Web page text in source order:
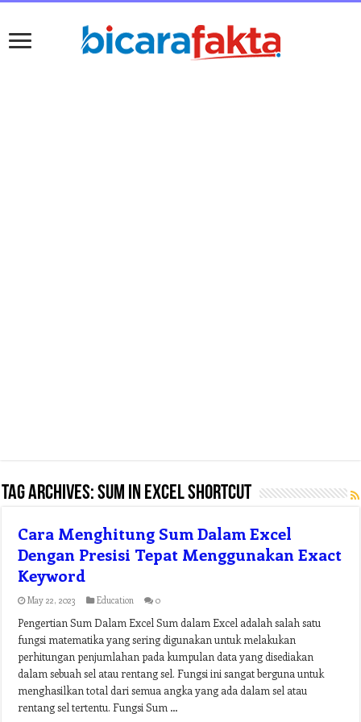
Tag Archives:sum in excel shortcut
Cara Menghitung Sum Dalam Excel
Dengan Presisi Tepat Menggunakan Exact
Keyword
May 22, 2023 Education 0
Pengertian Sum Dalam Excel Sum dalam Excel adalah salah satu
fungsi matematika yang sering digunakan untuk melakukan
perhitungan penjumlahan pada kumpulan data yang disediakan
dalam sebuah sel atau rentang sel. Fungsi ini sangat berguna untuk
menghasilkan total dari semua angka yang ada dalam sel atau
rentang sel tertentu. Fungsi Sum …